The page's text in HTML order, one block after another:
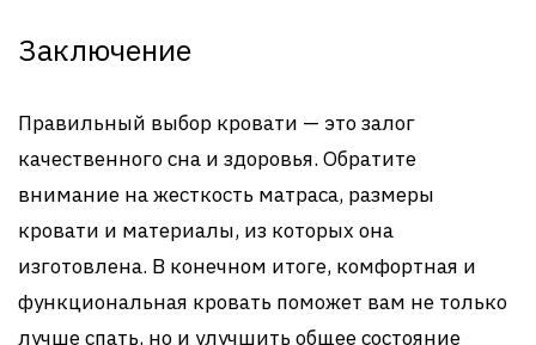
Заключение
Правильный выбор кровати — это залог
качественного сна и здоровья. Обратите
внимание на жесткость матраса, размеры
кровати и материалы, из которых она
изготовлена. В конечном итоге, комфортная и
функциональная кровать поможет вам не только
лучше спать, но и улучшить общее состояние